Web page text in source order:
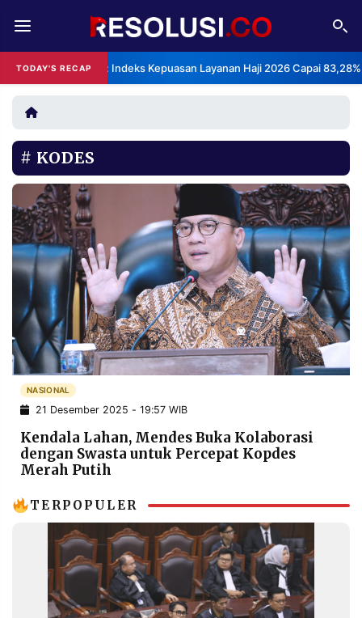
TODAY'S RECAPBPS: Indeks Kepuasan Layanan Haji 2026 Capai
REDAKSI TENTANG
RESOLUSI IKLAN
RUBRIKASI
EDITORIAL AKSARA
FINANSIA
DAERAH NASIONAL
MANCA SPORT
INFORMASI
PRIVACY
POLICY
BERITA
WARGA
INFORMASI
IKLAN
KIRIM
TULISAN
PENGADUAN TERM
OF
IKUTI
KODES
NASIONAL
21 Desember 2025 - 19:57 WIB
Kendala Lahan, Mendes Buka Kolaborasi
dengan Swasta untuk Percepat Kopdes
Merah Putih
TERPOPULER